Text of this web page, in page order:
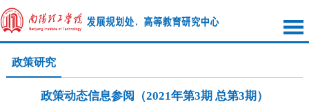
政策研究
政策动态信息参阅（2021年第3期 总第3期）